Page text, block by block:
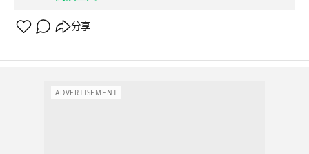
分享
ADVERTISEMENT